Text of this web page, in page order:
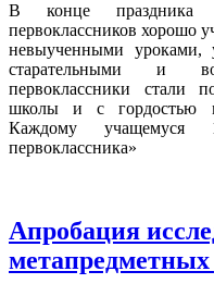
В конце праздника
первоклассников хорошо
невыученными уроками,
старательными и
первоклассники стали
школы и с гордостью
Каждому учащемуся
первоклассника»
Апробация
метапредметных